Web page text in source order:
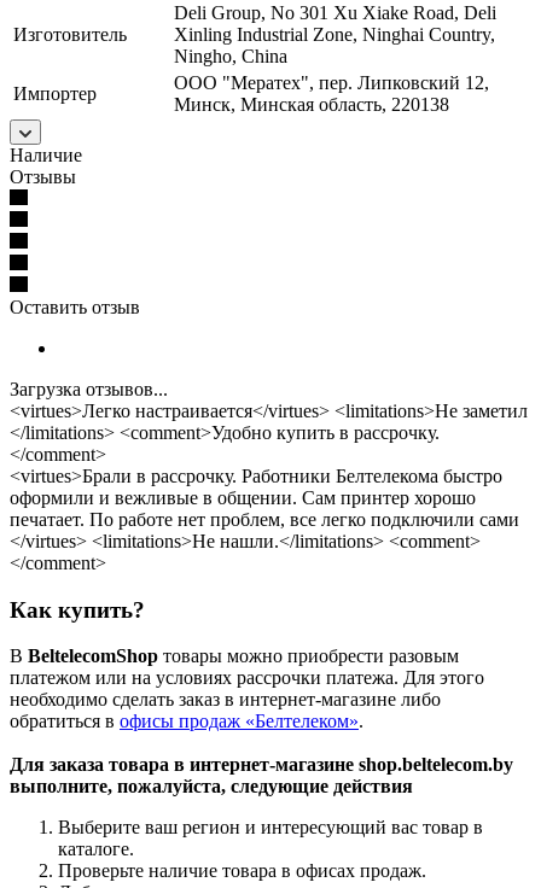
Изготовитель
Deli Group, No 301 Xu Xiake Road, Deli
Xinling Industrial Zone, Ninghai Country,
Ningho, China
Импортер
ООО "Мератех", пер. Липковский 12,
Минск, Минская область, 220138
Наличие
Отзывы
Оставить отзыв
Загрузка отзывов...
<virtues>Легко настраивается</virtues> <limitations>Не заметил
</limitations> <comment>Удобно купить в рассрочку.
</comment>
<virtues>Брали в рассрочку. Работники Белтелекома быстро
оформили и вежливые в общении. Сам принтер хорошо
печатает. По работе нет проблем, все легко подключили сами
</virtues> <limitations>Не нашли.</limitations> <comment>
</comment>
Как купить?
В BeltelecomShop товары можно приобрести разовым
платежом или на условиях рассрочки платежа. Для этого
необходимо сделать заказ в интернет-магазине либо
обратиться в офисы продаж «Белтелеком».
Для заказа товара в интернет-магазине shop.beltelecom.by
выполните, пожалуйста, следующие действия
Выберите ваш регион и интересующий вас товар в
каталоге.
Проверьте наличие товара в офисах продаж.